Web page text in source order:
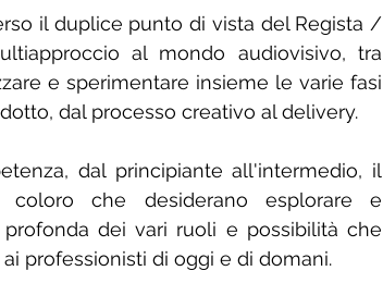
il duplice punto di vista del Regista /
al mondo audiovisivo, tra
e sperimentare insieme le varie fasi
dal processo creativo al delivery.
dal principiante all'intermedio, il
che desiderano esplorare e
dei vari ruoli e possibilità che
professionisti di oggi e di domani.